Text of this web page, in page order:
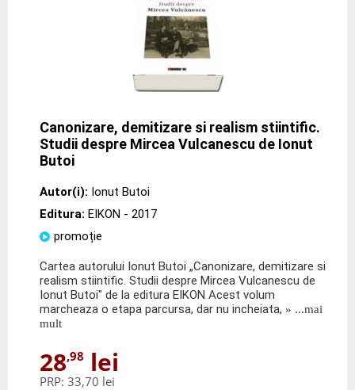
Canonizare, demitizare si realism stiintific.
Studii despre Mircea Vulcanescu de Ionut
Butoi
Autor(i): Ionut Butoi
Editura: EIKON - 2017
promoție
Cartea autorului Ionut Butoi „Canonizare, demitizare si
realism stiintific. Studii despre Mircea Vulcanescu de
Ionut Butoi" de la editura EIKON Acest volum
marcheaza o etapa parcursa, dar nu incheiata, » ...mai
mult
28,98 lei
PRP: 33,70 lei